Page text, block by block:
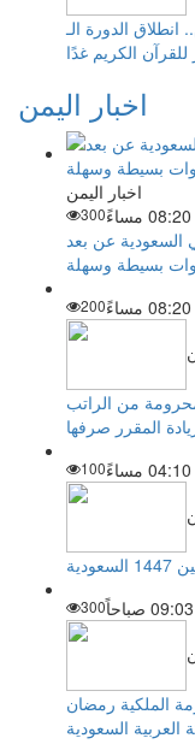
الدورة الـ
اخبار اليمن
اخبار اليمن
300
السعودية عن بعد
200
من الراتب
المقرر صرفها
100
300
الملكية رمضان